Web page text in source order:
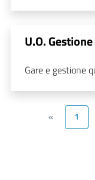
U.O.
Gare e gestione
« 1